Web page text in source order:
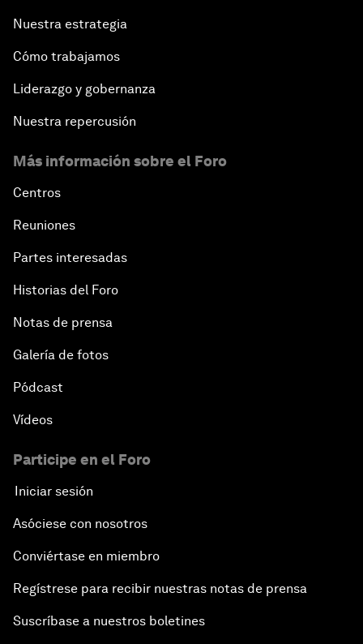
Nuestra estrategia
Cómo trabajamos
Liderazgo y gobernanza
Nuestra repercusión
Más información sobre el Foro
Centros
Reuniones
Partes interesadas
Historias del Foro
Notas de prensa
Galería de fotos
Pódcast
Vídeos
Participe en el Foro
Iniciar sesión
Asóciese con nosotros
Conviértase en miembro
Regístrese para recibir nuestras notas de prensa
Suscríbase a nuestros boletines